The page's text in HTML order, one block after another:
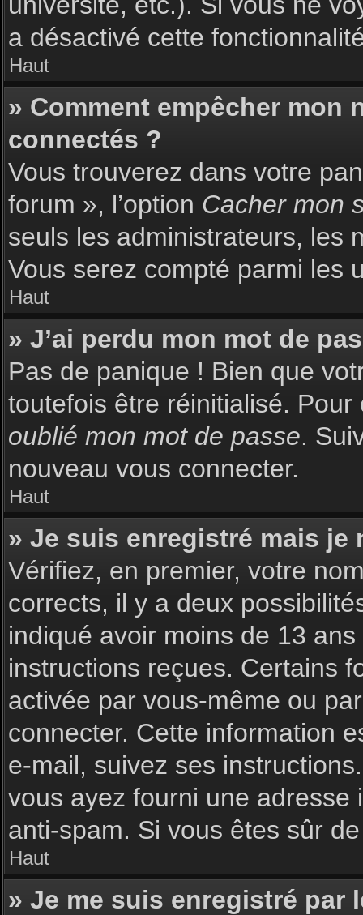
a désactivé cette
Haut
» Comment empêcher mon
connectés ?
Vous trouverez dans votre
forum », l’option Cacher mon
seuls les administrateurs, les
Vous serez compté parmi les
Haut
» J’ai perdu mon mot de
Pas de panique ! Bien que
toutefois être réinitialisé.
oublié mon mot de passe.
nouveau vous connecter.
Haut
» Je suis enregistré mais je
Vérifiez, en premier, votre
corrects, il y a deux
indiqué avoir moins de 13
instructions reçues. Certains
activée par vous-même ou
connecter. Cette information
e-mail, suivez ses
vous ayez fourni une adresse
anti-spam. Si vous êtes sûr
Haut
» Je me suis enregistré par